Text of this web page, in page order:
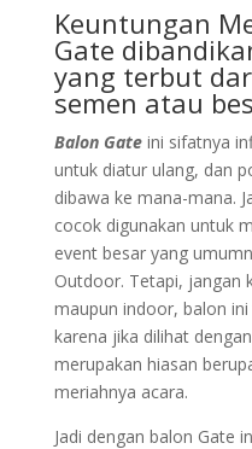
Keuntungan
Gate
yang terbut
semen atau
Balon Gate ini sifatnya
untuk diatur ulang, dan
dibawa ke mana-mana.
cocok digunakan untuk
event besar yang
Outdoor. Tetapi, jangan
maupun indoor, balon
karena jika dilihat
merupakan hiasan
meriahnya acara.
Jadi dengan balon Gate